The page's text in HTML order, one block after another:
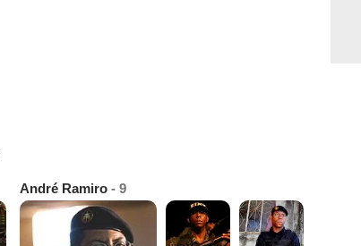
André Ramiro - 9